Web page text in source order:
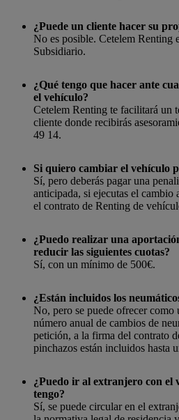
¿Puede un cliente hacer su
No es posible. Cetelem Renting
Subsidiario.
¿Qué tengo que hacer ante
el vehículo?
Cetelem Renting te facilitará un
cliente donde recibirás
49 14.
Si quiero cambiar el vehículo
Sí, pero deberás pagar una
anticipada, si ejecutas el cambio
el contrato de Renting de
¿Puedo realizar una
reducir las siguientes cuotas?
Sí, con un mínimo de 500€.
¿Están incluidos los
No, pero se puede ofrecer
número anual de cambios de
petición, a la firma del contrato
pinchazos están incluidos hasta
¿Puedo ir al extranjero con el
tengo?
Sí, se puede circular en el